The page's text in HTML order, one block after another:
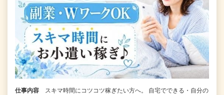
仕事内容
スキマ時間にコツコツ稼ぎたい方へ。 自宅でできる・自分の